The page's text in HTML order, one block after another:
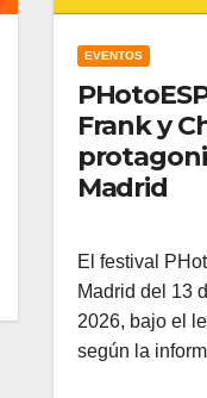
EVENTOS
Frank y
Madrid
El festival
Madrid del 13
2026, bajo el
según la